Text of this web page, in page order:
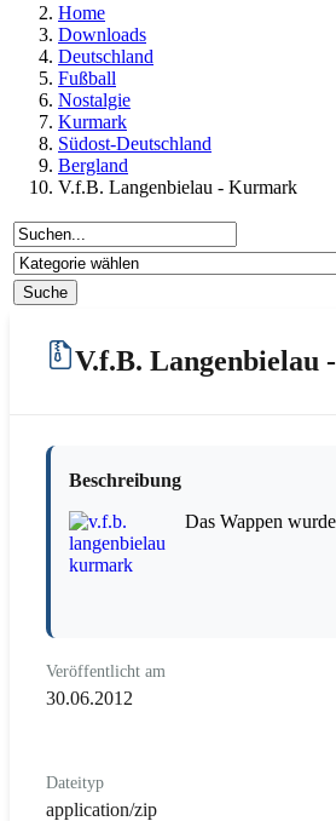
Home
Downloads
Deutschland
Fußball
Nostalgie
Kurmark
Südost-Deutschland
Bergland
V.f.B. Langenbielau - Kurmark
V.f.B.
Beschreibung
Das Wappen
Veröffentlicht am
30.06.2012
Dateityp
application/zip